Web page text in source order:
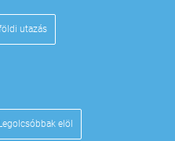
utazás
elöl